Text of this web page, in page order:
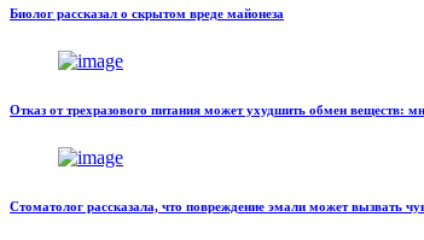
Биолог рассказал о скрытом вреде майонеза
Отказ от трехразового питания может ухудшить обмен веществ:
Стоматолог рассказала, что повреждение эмали может вызвать